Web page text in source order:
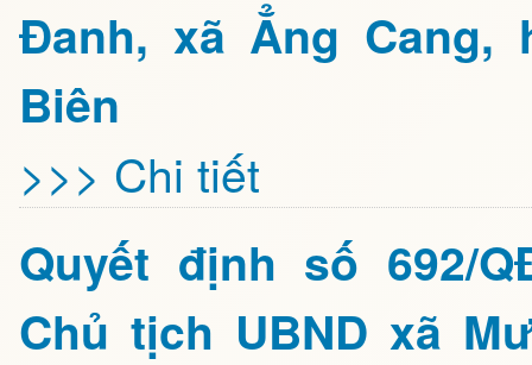
Đanh, xã Ẳng Cang,
Biên
>>> Chi tiết
Quyết định số 692/
Chủ tịch UBND xã